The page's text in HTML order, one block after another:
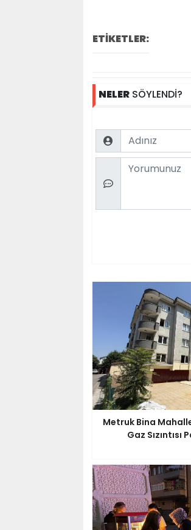
ETİKETLER:
NELERSÖYLENDİ?
Name
Comment
Metruk Bina
Gaz